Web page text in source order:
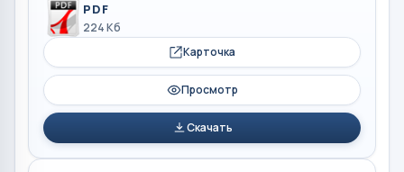
PDF
224 Кб
Карточка
Просмотр
Скачать